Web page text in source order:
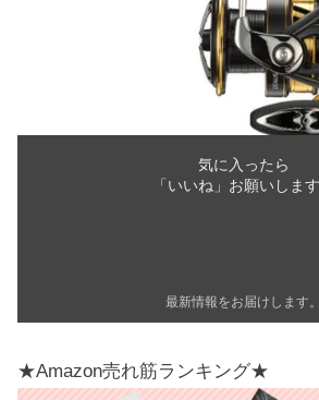
気に入ったら
「いいね」お願いします
最新情報をお届けします。
★Amazon売れ筋ランキング★